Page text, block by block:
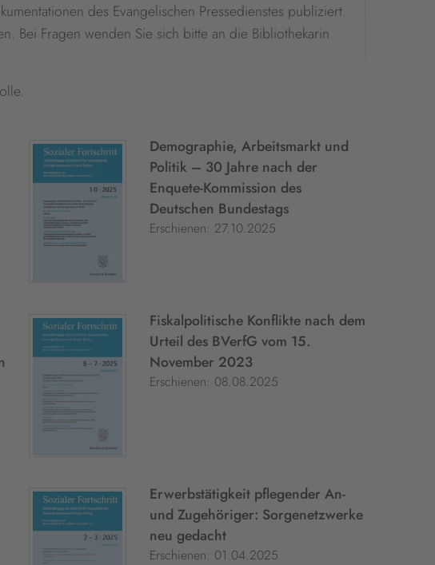
des Evangelischen Pressedienstes publiziert.
Bei Fragen wenden Sie sich bitte an die Bibliothekarin
Demographie, Arbeitsmarkt und
Politik – 30 Jahre nach der
Enquete-Kommission des
Deutschen Bundestags
Erschienen: 27.10.2025
Fiskalpolitische Konflikte nach dem
Urteil des BVerfG vom 15.
November 2023
Erschienen: 08.08.2025
Erwerbstätigkeit pflegender An-
und Zugehöriger: Sorgenetzwerke
neu gedacht
Erschienen: 01.04.2025